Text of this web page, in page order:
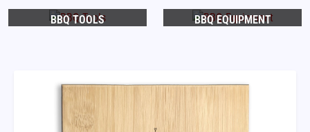
BBQ TOOLS BBQ EQUIPMENT